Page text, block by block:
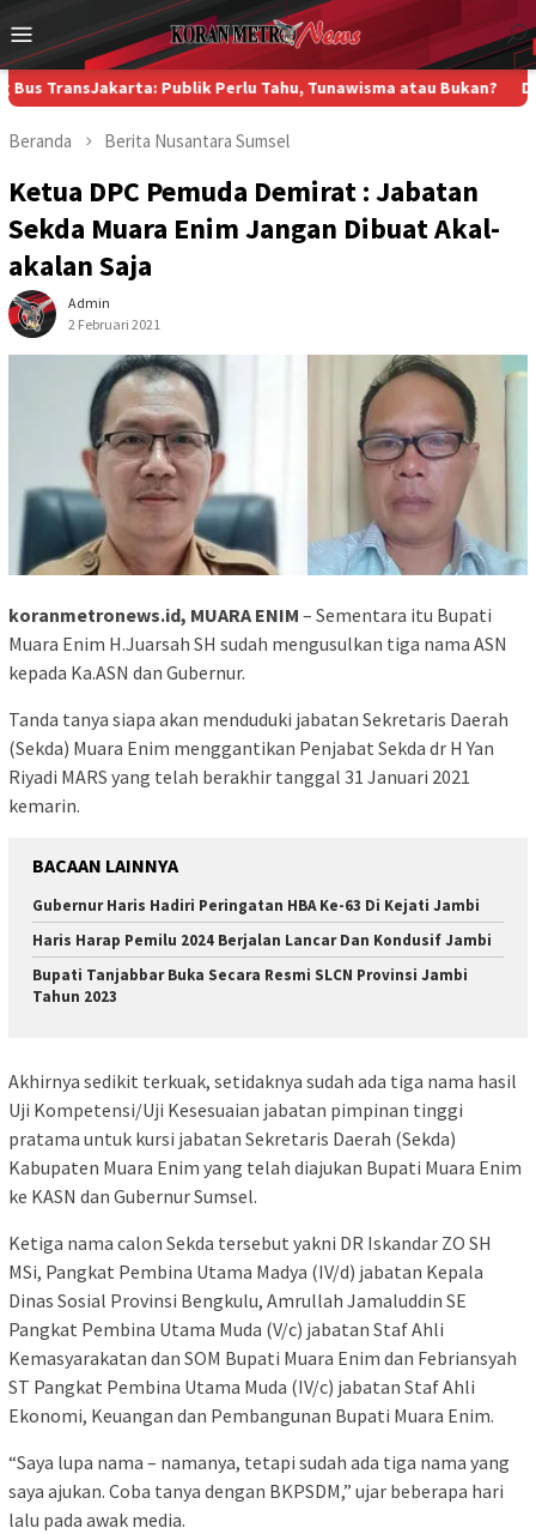
ke
konten
Menu
Mobile
Publik Perlu Tahu, Tunawisma atau Bukan? Di Kampung
Beranda Berita Nusantara Sumsel
Ketua DPC Pemuda Demirat : Jabatan
Sekda Muara Enim Jangan Dibuat Akal-
akalan Saja
Admin
2 Februari 2021
koranmetronews.id, MUARA ENIM – Sementara itu Bupati
Muara Enim H.Juarsah SH sudah mengusulkan tiga nama ASN
kepada Ka.ASN dan Gubernur.
Tanda tanya siapa akan menduduki jabatan Sekretaris Daerah
(Sekda) Muara Enim menggantikan Penjabat Sekda dr H Yan
Riyadi MARS yang telah berakhir tanggal 31 Januari 2021
kemarin.
BACAAN LAINNYA
Gubernur Haris Hadiri Peringatan HBA Ke-63 Di Kejati Jambi
Haris Harap Pemilu 2024 Berjalan Lancar Dan Kondusif Jambi
Bupati Tanjabbar Buka Secara Resmi SLCN Provinsi Jambi
Tahun 2023
Akhirnya sedikit terkuak, setidaknya sudah ada tiga nama hasil
Uji Kompetensi/Uji Kesesuaian jabatan pimpinan tinggi
pratama untuk kursi jabatan Sekretaris Daerah (Sekda)
Kabupaten Muara Enim yang telah diajukan Bupati Muara Enim
ke KASN dan Gubernur Sumsel.
Ketiga nama calon Sekda tersebut yakni DR Iskandar ZO SH
MSi, Pangkat Pembina Utama Madya (IV/d) jabatan Kepala
Dinas Sosial Provinsi Bengkulu, Amrullah Jamaluddin SE
Pangkat Pembina Utama Muda (V/c) jabatan Staf Ahli
Kemasyarakatan dan SOM Bupati Muara Enim dan Febriansyah
ST Pangkat Pembina Utama Muda (IV/c) jabatan Staf Ahli
Ekonomi, Keuangan dan Pembangunan Bupati Muara Enim.
“Saya lupa nama – namanya, tetapi sudah ada tiga nama yang
saya ajukan. Coba tanya dengan BKPSDM,” ujar beberapa hari
lalu pada awak media.